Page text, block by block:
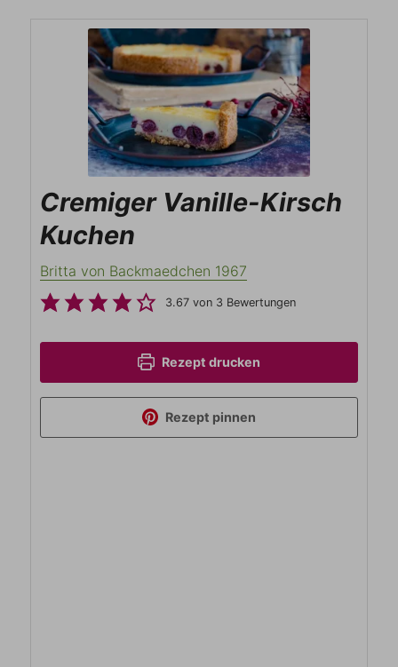
Cremiger Vanille-Kirsch
Kuchen
Britta von Backmaedchen 1967
3.67von 3Bewertungen
Rezept drucken
Rezept pinnen